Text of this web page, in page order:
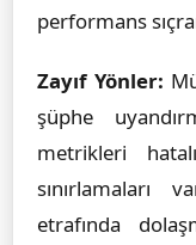
performans
Zayıf Yönler:
şüphe
metrikleri
sınırlamaları
etrafında